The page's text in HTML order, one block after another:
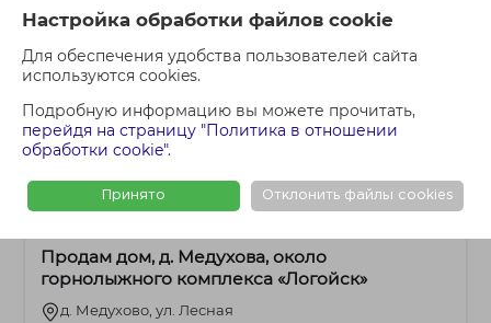
Настройка обработки файлов cookie
Для обеспечения удобства пользователей сайта
используются cookies.
Подробную информацию вы можете прочитать,
перейдя на страницу "Политика в отношении
обработки cookie".
Принято Отклонить файлы cookies
Логойское 1 197 400 BYN
Продам дом, д. Медухова, около
горнолыжного комплекса «Логойск»
д. Медухово, ул. Лесная